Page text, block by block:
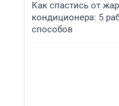
Как спастись от
кондиционера: 5
способов